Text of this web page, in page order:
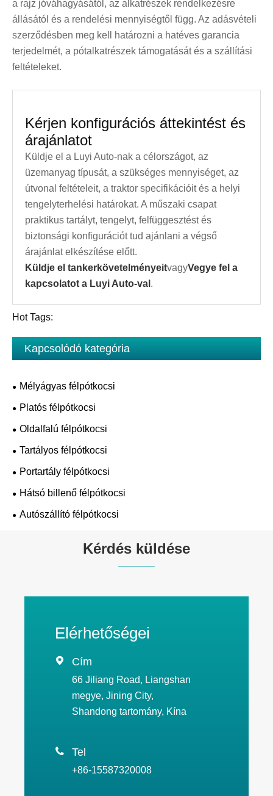
a rajz jóváhagyásától, az alkatrészek rendelkezésre
állásától és a rendelési mennyiségtől függ. Az adásvételi
szerződésben meg kell határozni a hatéves garancia
terjedelmét, a pótalkatrészek támogatását és a szállítási
feltételeket.
Kérjen konfigurációs áttekintést és
árajánlatot
Küldje el a Luyi Auto-nak a célországot, az
üzemanyag típusát, a szükséges mennyiséget, az
útvonal feltételeit, a traktor specifikációit és a helyi
tengelyterhelési határokat. A műszaki csapat
praktikus tartályt, tengelyt, felfüggesztést és
biztonsági konfigurációt tud ajánlani a végső
árajánlat elkészítése előtt.
Küldje el tankerkövetelményeitvagyVegye fel a
kapcsolatot a Luyi Auto-val .
Hot Tags:
Kapcsolódó kategória
Mélyágyas félpótkocsi
Platós félpótkocsi
Oldalfalú félpótkocsi
Tartályos félpótkocsi
Portartály félpótkocsi
Hátsó billenő félpótkocsi
Autószállító félpótkocsi
Kérdés küldése
Elérhetőségei
 Cím
66 Jiliang Road, Liangshan
megye, Jining City,
Shandong tartomány, Kína
 Tel
+86-15587320008